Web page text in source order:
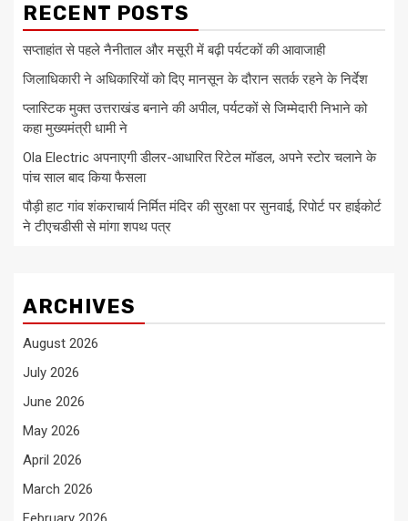
RECENT POSTS
सप्ताहांत से पहले नैनीताल और मसूरी में बढ़ी पर्यटकों की आवाजाही
जिलाधिकारी ने अधिकारियों को दिए मानसून के दौरान सतर्क रहने के निर्देश
प्लास्टिक मुक्त उत्तराखंड बनाने की अपील, पर्यटकों से जिम्मेदारी निभाने को
कहा मुख्यमंत्री धामी ने
Ola Electric अपनाएगी डीलर-आधारित रिटेल मॉडल, अपने स्टोर चलाने के
पांच साल बाद किया फैसला
पौड़ी हाट गांव शंकराचार्य निर्मित मंदिर की सुरक्षा पर सुनवाई, रिपोर्ट पर हाईकोर्ट
ने टीएचडीसी से मांगा शपथ पत्र
ARCHIVES
August 2026
July 2026
June 2026
May 2026
April 2026
March 2026